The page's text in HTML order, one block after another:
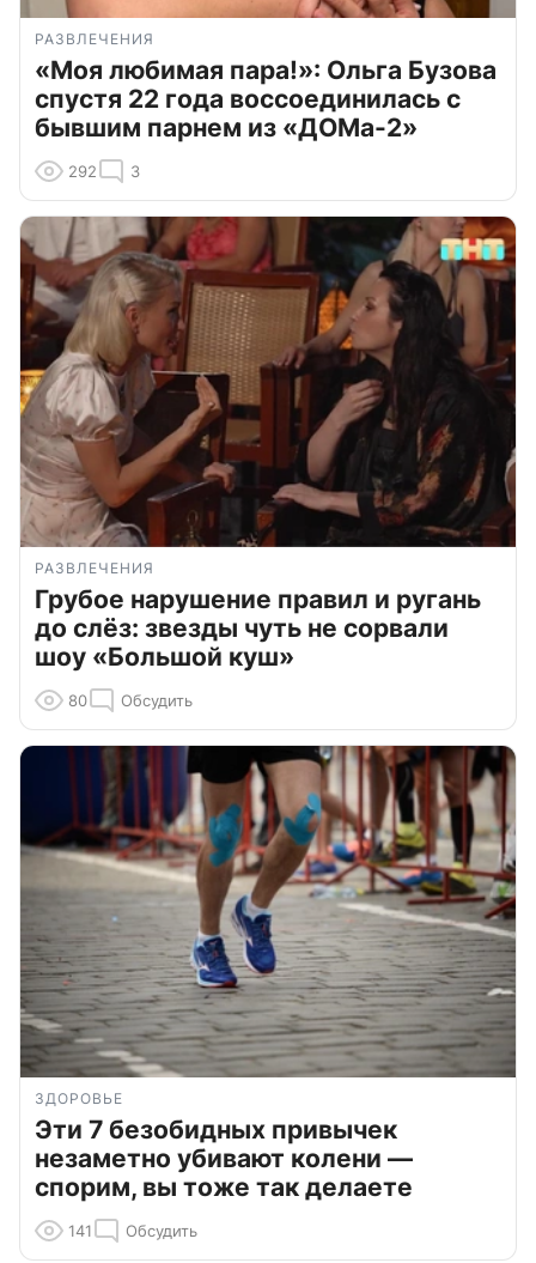
РАЗВЛЕЧЕНИЯ
«Моя любимая пара!»: Ольга Бузова
спустя 22 года воссоединилась с
бывшим парнем из «ДОМа-2»
292 3
РАЗВЛЕЧЕНИЯ
Грубое нарушение правил и ругань
до слёз: звезды чуть не сорвали
шоу «Большой куш»
80 Обсудить
ЗДОРОВЬЕ
Эти 7 безобидных привычек
незаметно убивают колени —
спорим, вы тоже так делаете
141 Обсудить